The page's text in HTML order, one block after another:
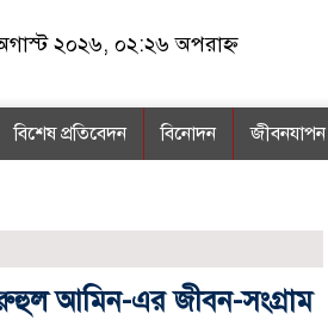
২০২৬, ০২:২৬ অপরাহ্ন
বিশেষ প্রতিবেদন বিনোদন জীবনযাপন
রুহুল আমিন-এর জীবন-সংগ্রাম